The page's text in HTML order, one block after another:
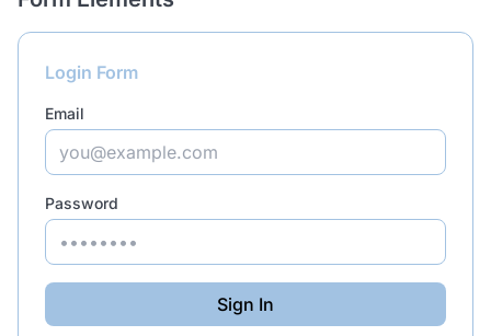
Login Form
Email
Password
Sign In